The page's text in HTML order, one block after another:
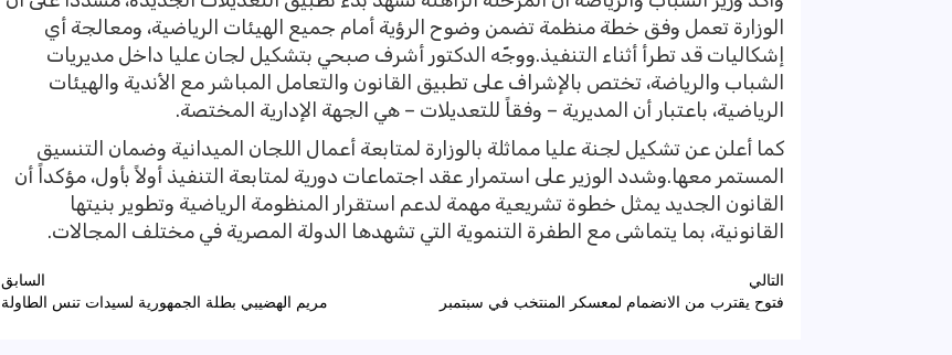
الوزارة تعمل وفق خطة منظمة تضمن وضوح الرؤية أمام جميع الهيئات الرياضية، ومعالجة أي
إشكاليات قد تطرأ أثناء التنفيذ.ووجّه الدكتور أشرف صبحي بتشكيل لجان عليا داخل مديريات
الشباب والرياضة، تختص بالإشراف على تطبيق القانون والتعامل المباشر مع الأندية والهيئات
الرياضية، باعتبار أن المديرية – وفقاً للتعديلات – هي الجهة الإدارية المختصة.
كما أعلن عن تشكيل لجنة عليا مماثلة بالوزارة لمتابعة أعمال اللجان الميدانية وضمان التنسيق
المستمر معها.وشدد الوزير على استمرار عقد اجتماعات دورية لمتابعة التنفيذ أولاً بأول، مؤكداً أن
القانون الجديد يمثل خطوة تشريعية مهمة لدعم استقرار المنظومة الرياضية وتطوير بنيتها
القانونية، بما يتماشى مع الطفرة التنموية التي تشهدها الدولة المصرية في مختلف المجالات.
تصفّح
المقالات
السابق
مريم الهضيبي بطلة الجمهورية لسيدات تنس الطاولة
التالي
فتوح يقترب من الانضمام لمعسكر المنتخب في سبتمبر